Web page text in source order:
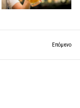
Επόμενο